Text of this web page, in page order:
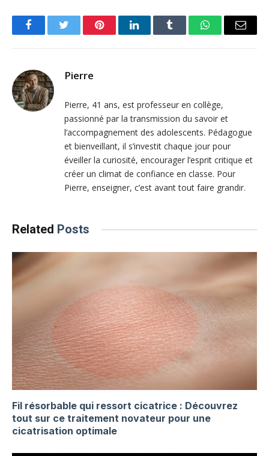
FacebookTwitter PinterestLinkedInTumblr WhatsAppEmail
Pierre
Pierre, 41 ans, est professeur en collège,
passionné par la transmission du savoir et
l’accompagnement des adolescents. Pédagogue
et bienveillant, il s’investit chaque jour pour
éveiller la curiosité, encourager l’esprit critique et
créer un climat de confiance en classe. Pour
Pierre, enseigner, c’est avant tout faire grandir.
Related Posts
Fil résorbable qui ressort cicatrice : Découvrez
tout sur ce traitement novateur pour une
cicatrisation optimale